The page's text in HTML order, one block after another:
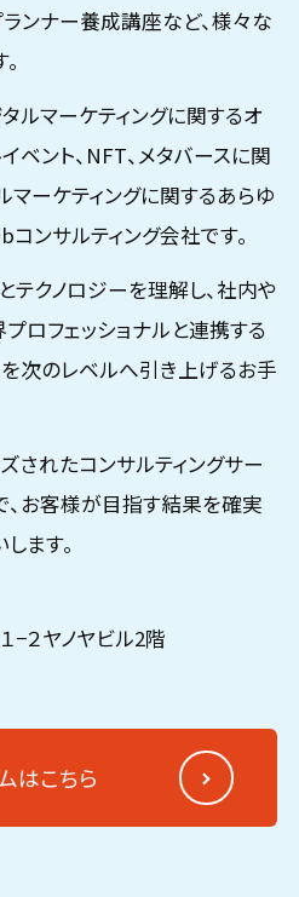
ンナー養成講座など、様々な
ルマーケティングに関するオ
ベント、NFT、メタバースに関
マーケティングに関するあらゆ
ンサルティング会社です。
テクノロジーを理解し、社内や
ロフェッショナルと連携する
次のレベルへ引き上げるお手
されたコンサルティングサー
、お客様が目指す結果を確実
ます。
−２ヤノヤビル2階
はこちら